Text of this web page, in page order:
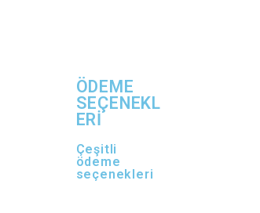
ÖDEME
SEÇENEKL
ERİ
Çeşitli
ödeme
seçenekleri